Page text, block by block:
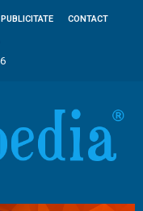
PUBLICITATE CONTACT